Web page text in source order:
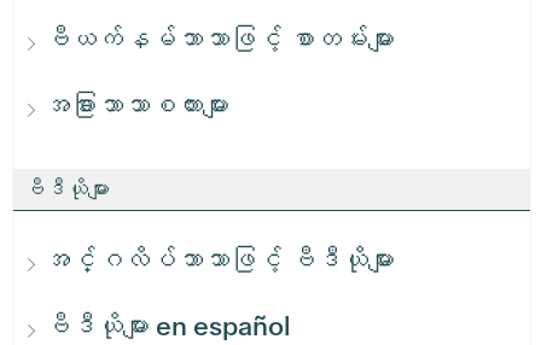
ဗီယက်နမ်ဘာသာဖြင့် စာတမ်းများ
အခြားဘာသာစကားများ
ဗီဒီယိုများ
အင်္ဂလိပ်ဘာသာဖြင့် ဗီဒီယိုများ
ဗီဒီယိုများ en español